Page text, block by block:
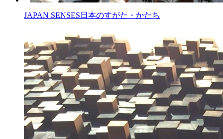
JAPAN SENSES 日本のすがた・かたち